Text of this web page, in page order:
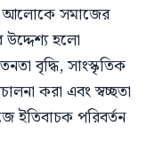
আলোকে সমাজের
হলো
বৃদ্ধি, সাংস্কৃতিক
করা এবং স্বচ্ছতা
ইতিবাচক পরিবর্তন